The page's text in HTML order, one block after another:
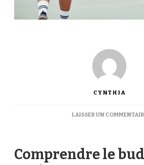
CYNTHIA
LAISSER UN
Comprendre le